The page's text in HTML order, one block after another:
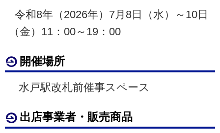
令和8年（2026年）7月8日（水）～10日
（金）11：00～19：00
開催場所
水戸駅改札前催事スペース
出店事業者・販売商品